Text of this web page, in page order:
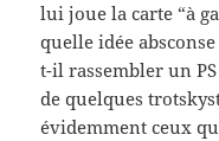
lui joue la carte “à
quelle idée
t-il rassembler un
de quelques
évidemment ceux